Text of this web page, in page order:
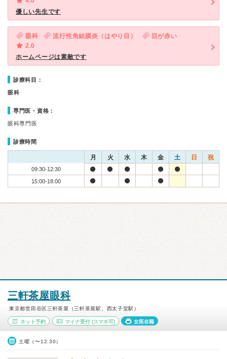
優しい先生です
眼科 流行性角結膜炎（はやり目）
目が赤い
2.0
ホームページは素敵です
診療科目：
眼科
専門医・資格：
眼科専門医
診療時間
月 火 水 木 金 土 日 祝
09:30-12:30
15:00-18:00
三軒茶屋眼科
東京都世田谷区三軒茶屋（三軒茶屋駅、西太子堂駅）
ネット予約 マイナ受付(スマホ可) 女医在籍
土曜（〜12:30）